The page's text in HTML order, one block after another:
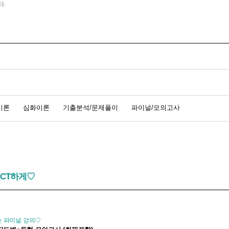
.
론 심화이론 기출분석/문제풀이 파이널/모의고사
하게♡
파이널 강의♡